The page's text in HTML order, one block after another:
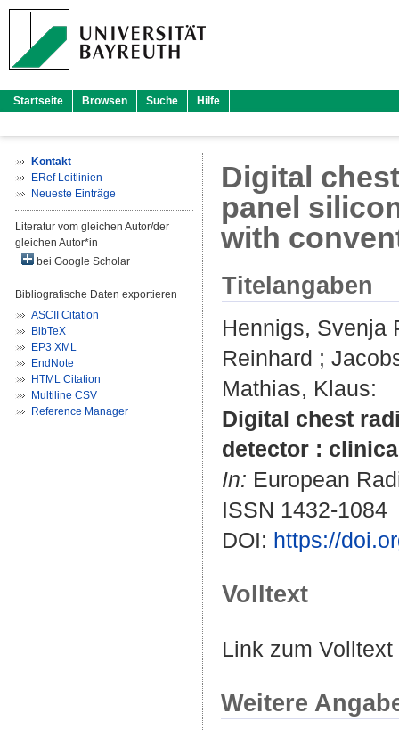
Startseite Browsen Suche Hilfe
Kontakt
ERef Leitlinien
Neueste Einträge
Literatur vom gleichen Autor/der
gleichen Autor*in
bei Google Scholar
Bibliografische Daten exportieren
ASCII Citation
BibTeX
EP3 XML
EndNote
HTML Citation
Multiline CSV
Reference Manager
Digital
panel
with
Titelangaben
Hennigs, Svenja
Reinhard ;
Mathias, Klaus:
Digital chest
detector :
In: European
ISSN 1432-1084
DOI: https://
Volltext
Link zum
Weitere